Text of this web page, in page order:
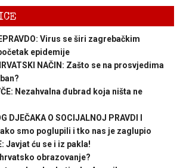
Virus se širi zagrebačkim
epidemije
NAČIN: Zašto se na prosvjedima
Nezahvalna đubrad koja ništa ne
DJEČAKA O SOCIJALNOJ PRAVDI I
smo poglupili i tko nas je zaglupio
Javjat ću se i iz pakla!
obrazovanje?